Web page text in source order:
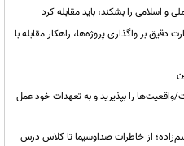
اسلامی را بشکند، باید مقابله کرد
دقیق بر واگذاری پروژه‌ها، راهکار مقابله با
را بپذیرید و به تعهدات خود عمل
از خاطرات صداوسیما تا کلاس درس